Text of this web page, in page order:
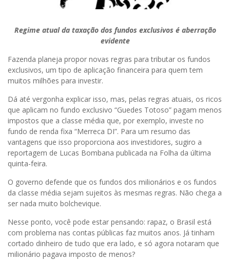
Regime atual da taxação dos fundos exclusivos é aberração
evidente
Fazenda planeja propor novas regras para tributar os fundos
exclusivos, um tipo de aplicação financeira para quem tem
muitos milhões para investir.
Dá até vergonha explicar isso, mas, pelas regras atuais, os ricos
que aplicam no fundo exclusivo “Guedes Totoso” pagam menos
impostos que a classe média que, por exemplo, investe no
fundo de renda fixa “Merreca DI”. Para um resumo das
vantagens que isso proporciona aos investidores, sugiro a
reportagem de Lucas Bombana publicada na Folha da última
quinta-feira.
O governo defende que os fundos dos milionários e os fundos
da classe média sejam sujeitos às mesmas regras. Não chega a
ser nada muito bolchevique.
Nesse ponto, você pode estar pensando: rapaz, o Brasil está
com problema nas contas públicas faz muitos anos. Já tinham
cortado dinheiro de tudo que era lado, e só agora notaram que
milionário pagava imposto de menos?